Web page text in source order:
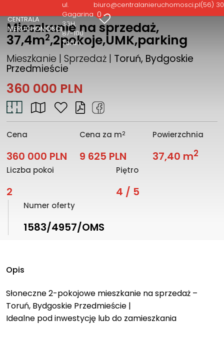
CENTRALA
NIERUCHOMOŚCI
ul.
Gagarina
36H
87-100
Toruń
biuro@centralanieruchomosci.pl(56)
0
Mieszkanie na sprzedaż,
37,4m2,2pokoje,UMK,parking
Mieszkanie | Sprzedaż | Toruń, Bydgoskie
Przedmieście
360 000 PLN
Cena
360 000 PLN
Cena za m2
9 625 PLN
Powierzchnia
37,40 m2
Liczba pokoi
2
Piętro
4 / 5
Numer oferty
1583/4957/OMS
Opis
Słoneczne 2-pokojowe mieszkanie na sprzedaż –
Toruń, Bydgoskie Przedmieście |
Idealne pod inwestycję lub do zamieszkania